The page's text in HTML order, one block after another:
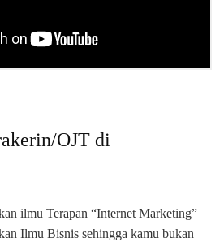
OJT di
ilmu Terapan “Internet Marketing”
Ilmu Bisnis sehingga kamu bukan